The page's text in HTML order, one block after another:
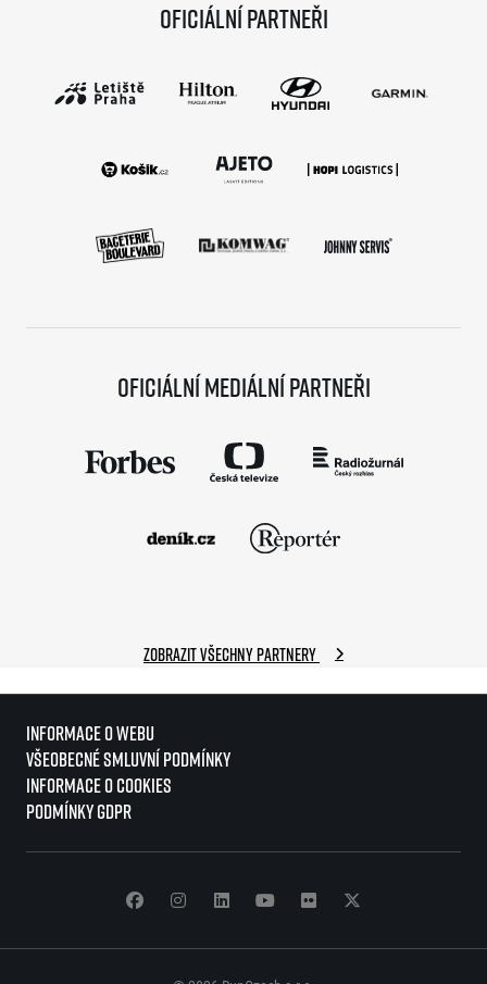
Oficiální partneři
Oficiální mediální partneři
Zobrazit všechny partnery
Informace o webu
Všeobecné smluvní podmínky
Informace o cookies
Podmínky GDPR